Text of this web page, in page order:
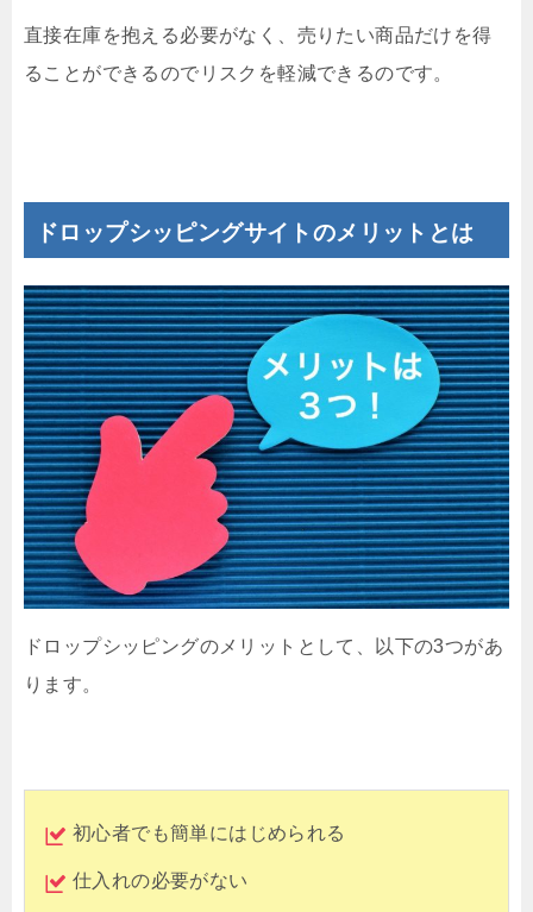
直接在庫を抱える必要がなく、売りたい商品だけを得
ることができるのでリスクを軽減できるのです。
ドロップシッピングサイトのメリットとは
ドロップシッピングのメリットとして、以下の3つがあ
ります。
初心者でも簡単にはじめられる
仕入れの必要がない